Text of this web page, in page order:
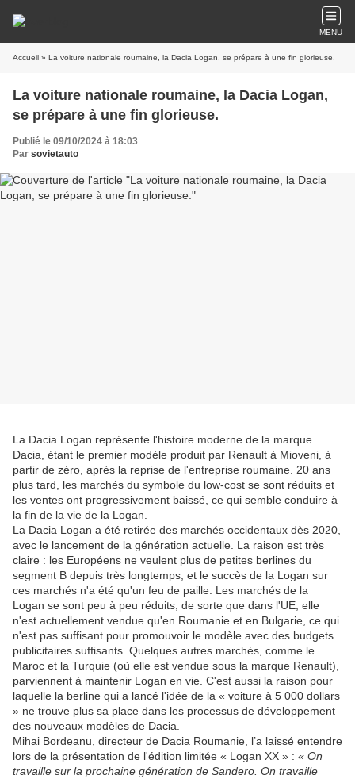
MENU
Accueil » La voiture nationale roumaine, la Dacia Logan, se prépare à une fin glorieuse.
La voiture nationale roumaine, la Dacia Logan,
se prépare à une fin glorieuse.
Publié le 09/10/2024 à 18:03
Par sovietauto
La Dacia Logan représente l'histoire moderne de la marque
Dacia, étant le premier modèle produit par Renault à Mioveni, à
partir de zéro, après la reprise de l'entreprise roumaine. 20 ans
plus tard, les marchés du symbole du low-cost se sont réduits et
les ventes ont progressivement baissé, ce qui semble conduire à
la fin de la vie de la Logan.
La Dacia Logan a été retirée des marchés occidentaux dès 2020,
avec le lancement de la génération actuelle. La raison est très
claire : les Européens ne veulent plus de petites berlines du
segment B depuis très longtemps, et le succès de la Logan sur
ces marchés n'a été qu'un feu de paille. Les marchés de la
Logan se sont peu à peu réduits, de sorte que dans l'UE, elle
n'est actuellement vendue qu'en Roumanie et en Bulgarie, ce qui
n'est pas suffisant pour promouvoir le modèle avec des budgets
publicitaires suffisants. Quelques autres marchés, comme le
Maroc et la Turquie (où elle est vendue sous la marque Renault),
parviennent à maintenir Logan en vie. C'est aussi la raison pour
laquelle la berline qui a lancé l'idée de la « voiture à 5 000 dollars
» ne trouve plus sa place dans les processus de développement
des nouveaux modèles de Dacia.
Mihai Bordeanu, directeur de Dacia Roumanie, l’a laissé entendre
lors de la présentation de l'édition limitée « Logan XX » : « On
travaille sur la prochaine génération de Sandero. On travaille